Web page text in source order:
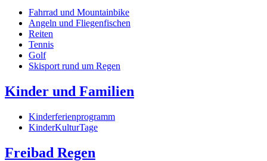
Fahrrad und Mountainbike
Angeln und Fliegenfischen
Reiten
Tennis
Golf
Skisport rund um Regen
Kinder und Familien
Kinderferienprogramm
KinderKulturTage
Freibad Regen